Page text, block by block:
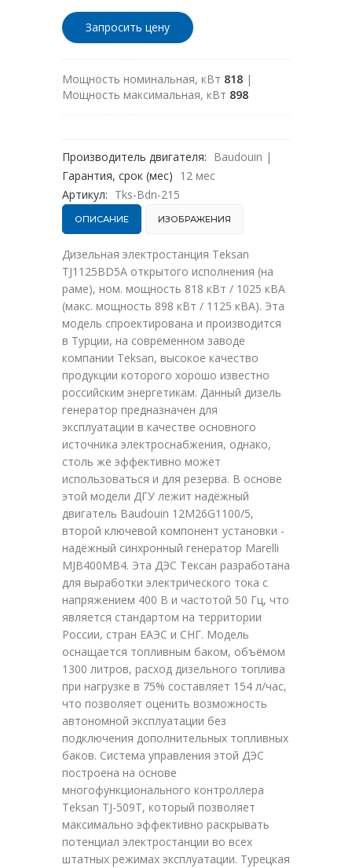
Запросить цену
Мощность номинальная, кВт 818 |
Мощность максимальная, кВт 898
Производитель двигателя: Baudouin |
Гарантия, срок (мес) 12 мес
Артикул: Tks-Bdn-215
ОПИСАНИЕ ИЗОБРАЖЕНИЯ
Дизельная электростанция Teksan
TJ1125BD5A открытого исполнения (на
раме), ном. мощность 818 кВт / 1025 кВА
(макс. мощность 898 кВт / 1125 кВА). Эта
модель спроектирована и производится
в Турции, на современном заводе
компании Teksan, высокое качество
продукции которого хорошо известно
российским энергетикам. Данный дизель
генератор предназначен для
эксплуатации в качестве основного
источника электроснабжения, однако,
столь же эффективно может
использоваться и для резерва. В основе
этой модели ДГУ лежит надёжный
двигатель Baudouin 12M26G1100/5,
второй ключевой компонент установки -
надёжный синхронный генератор Marelli
MJB400MB4. Эта ДЭС Тексан разработана
для выработки электрического тока с
напряжением 400 В и частотой 50 Гц, что
является стандартом на территории
России, стран ЕАЭС и СНГ. Модель
оснащается топливным баком, объёмом
1300 литров, расход дизельного топлива
при нагрузке в 75% составляет 154 л/час,
что позволяет оценить возможность
автономной эксплуатации без
подключения дополнительных топливных
баков. Система управления этой ДЭС
построена на основе
многофункционального контроллера
Teksan TJ-509T, который позволяет
максимально эффективно раскрывать
потенциал электростанции во всех
штатных режимах эксплуатации. Турецкая